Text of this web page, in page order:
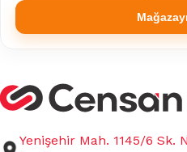
Yenişehir Mah. 1145/6 Sk.